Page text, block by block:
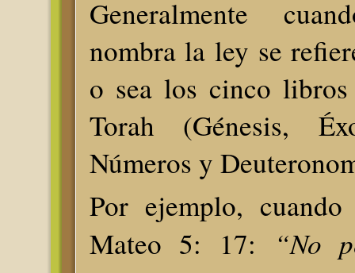
Generalmente
nombra la ley se
o sea los cinco
Torah (Génesis,
Números y
Por ejemplo,
Mateo 5: 17:
“No